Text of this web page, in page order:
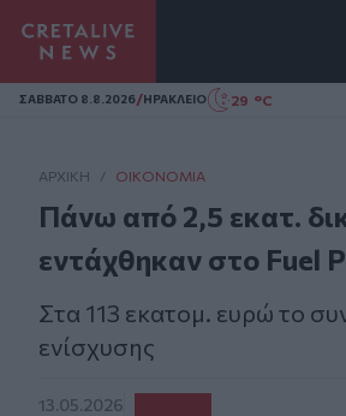
Homepage
ΣAΒΒΑΤΟ 8.8.2026/ΗΡΑΚΛΕΙΟ 29 °C
ΑΡΧΙΚΗ / ΟΙΚΟΝΟΜΊΑ
Πάνω από 2,5 εκατ.
εντάχθηκαν στο Fuel
Στα 113 εκατομ. ευρώ το
ενίσχυσης
13.05.2026